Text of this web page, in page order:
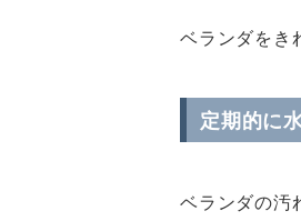
ベランダをき
定期的に
ベランダの汚